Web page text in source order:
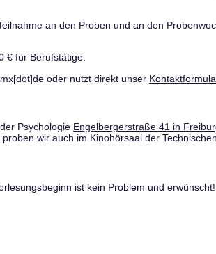
an den Proben und an den
€ für Berufstätige.
oder nutzt direkt unser
Psychologie Engelbergerstraße 41 in
wir auch im Kinohörsaal der
ist kein Problem und